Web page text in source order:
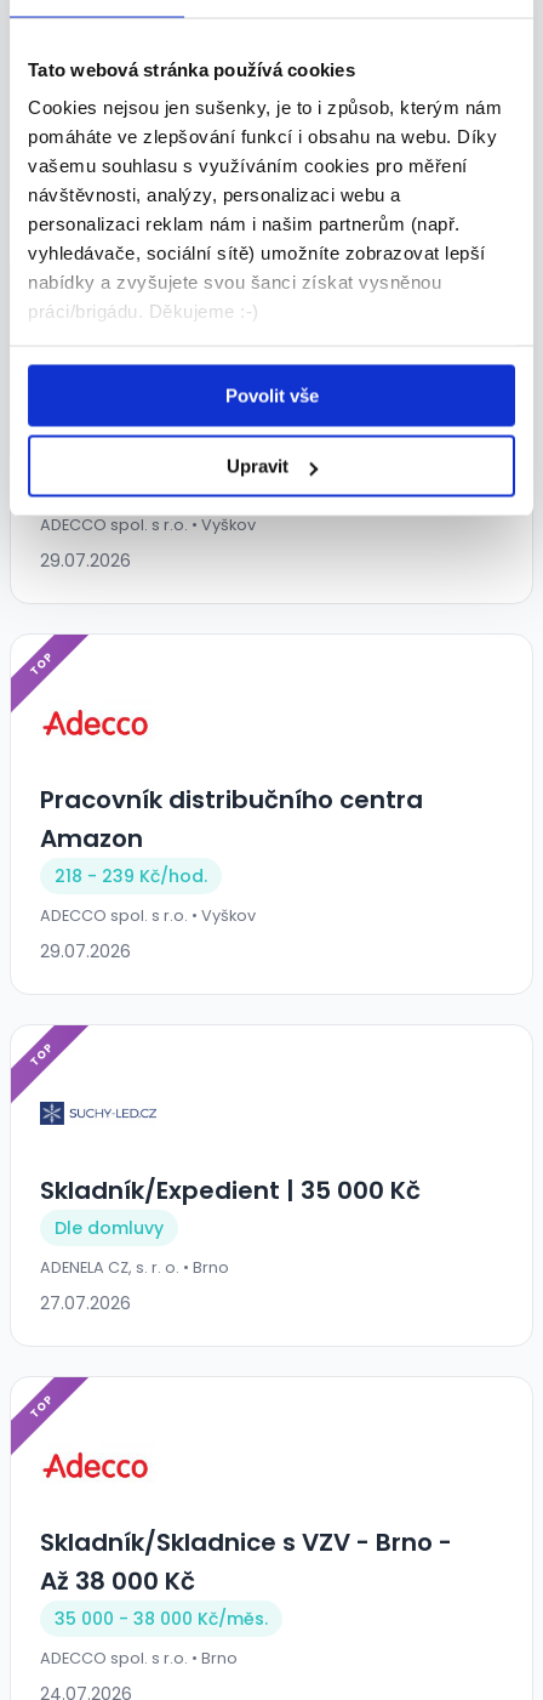
Tato webová stránka používá cookies
Cookies nejsou jen sušenky, je to i způsob, kterým nám
pomáháte ve zlepšování funkcí i obsahu na webu. Díky
vašemu souhlasu s využíváním cookies pro měření
návštěvnosti, analýzy, personalizaci webu a
personalizaci reklam nám i našim partnerům (např.
vyhledávače, sociální sítě) umožníte zobrazovat lepší
nabídky a zvyšujete svou šanci získat vysněnou
práci/brigádu. Děkujeme :-)
Povolit vše
Upravit
Сотрудник распределительного
центра Amazon
218 - 239 Kč/
ADECCO spol. s r.o. • Vyškov
29.07.2026
TOP
Pracovník distribučního centra
Amazon
ADECCO spol. s r.o. • Vyškov
29.07.2026
TOP
Pracovník distribučního centra
Amazon
218 - 239 Kč/hod.
ADECCO spol. s r.o. • Vyškov
29.07.2026
TOP
Skladník/Expedient | 35 000 Kč
Dle domluvy
ADENELA CZ, s. r. o. • Brno
27.07.2026
TOP
Skladník/Skladnice s VZV - Brno -
Až 38 000 Kč
35 000 - 38 000 Kč/měs.
ADECCO spol. s r.o. • Brno
24.07.2026